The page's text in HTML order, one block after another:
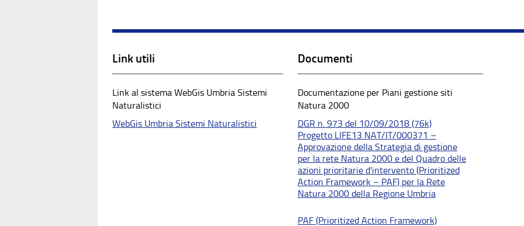
Link utili
Link al sistema WebGis Umbria Sistemi
Naturalistici
WebGis Umbria Sistemi Naturalistici
Documenti
Documentazione per Piani gestione siti
Natura 2000
DGR n. 973 del 10/09/2018 (76k)
Progetto LIFE13 NAT/IT/000371 –
Approvazione della Strategia di gestione
per la rete Natura 2000 e del Quadro delle
azioni prioritarie d'intervento (Prioritized
Action Framework – PAF) per la Rete
Natura 2000 della Regione Umbria
PAF (Prioritized Action Framework)